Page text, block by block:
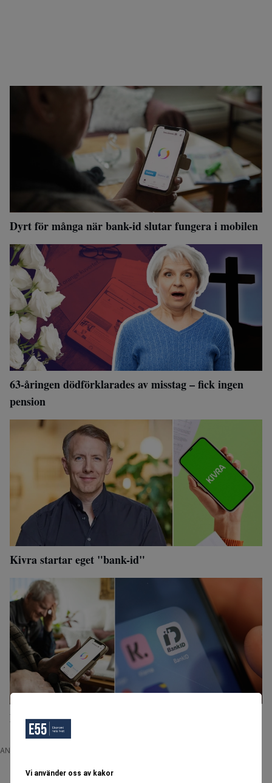
Vi använder oss av kakor
Dyrt för många när bank-id slutar fungera i mobilen
63-åringen dödförklarades av misstag – fick ingen
pension
Kivra startar eget "bank-id"
Betaljätten gör slut – Är det över för Bank-ID?
ANNONS